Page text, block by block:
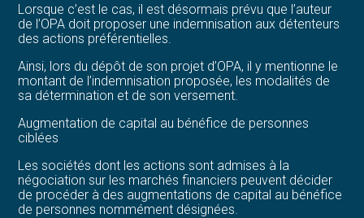
Lorsque c’est le cas, il est désormais prévu que l’auteur
de l’OPA doit proposer une indemnisation aux détenteurs
des actions préférentielles.
Ainsi, lors du dépôt de son projet d’OPA, il y mentionne le
montant de l’indemnisation proposée, les modalités de
sa détermination et de son versement.
Augmentation de capital au bénéfice de personnes
ciblées
Les sociétés dont les actions sont admises à la
négociation sur les marchés financiers peuvent décider
de procéder à des augmentations de capital au bénéfice
de personnes nommément désignées.